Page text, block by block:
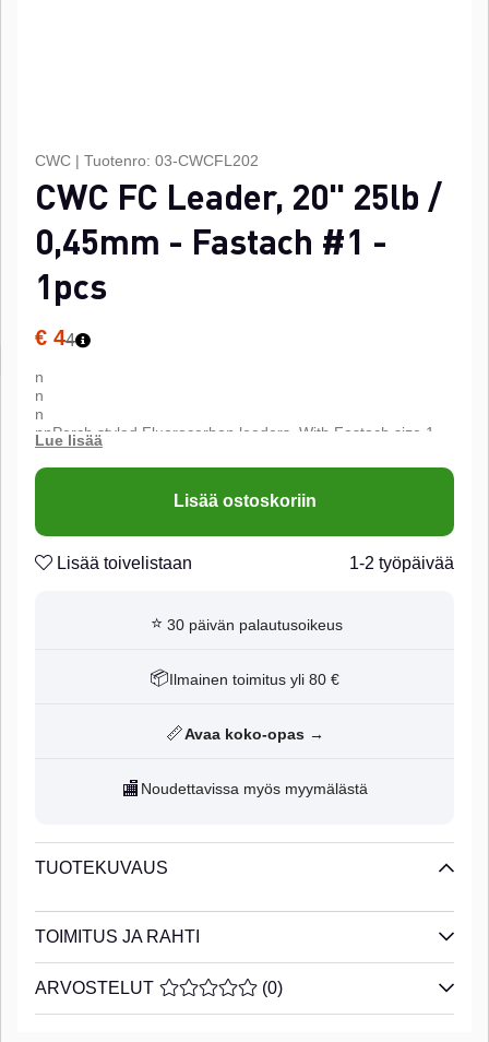
CWC | Tuotenro: 03-CWCFL202
CWC FC Leader, 20" 25lb /
0,45mm - Fastach #1 -
1pcs
€ 44
n
n
n
nnPerch styled Fluorocarbon leaders. With Fastach size 1
and size 6 stainless steel swivels. Available in 2 different
lengths and sizes.nn
n
9kg/ 20lbs - Fastach #1 - 1pcsn
Original Fastach Clip
Super rolling
100% Fluorocarbon
Lisää ostoskoriin
Lisää toivelistaan 1-2 työpäivää
⭐ 30 päivän palautusoikeus
📦 Ilmainen toimitus yli 80 €
📏Avaa koko-opas →
🏬 Noudettavissa myös myymälästä
TUOTEKUVAUS
TOIMITUS JA RAHTI
ARVOSTELUT KESKIARVOLUOKITUS 0 / 5
(0)